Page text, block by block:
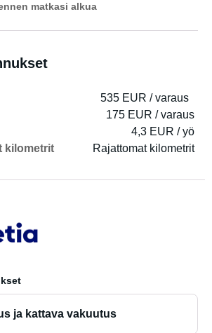
matkasi alkua
535 EUR / varaus
175 EUR / varaus
4,3 EUR / yö
kilometrit
Rajattomat kilometrit
ja kattava vakuutus